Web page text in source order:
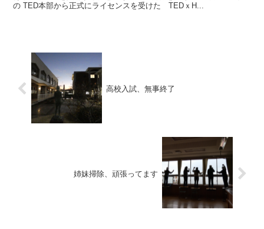
の TED本部から正式にライセンスを受けた TEDｘH...
高校入試、無事終了
姉妹掃除、頑張ってます